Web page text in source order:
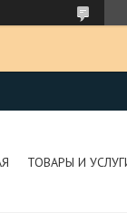
ТОВАРЫ И